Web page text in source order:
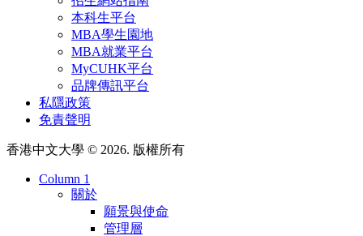
本科生平台
MBA學生園地
MBA就業平台
MyCUHK平台
品牌傳訊平台
私隱政策
免責聲明
香港中文大學 © 2026. 版權所有
Column 1
關於
願景與使命
管理層